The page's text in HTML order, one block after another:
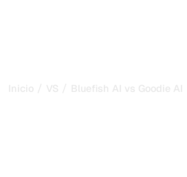
Inicio / VS / Bluefish AI vs Goodie AI